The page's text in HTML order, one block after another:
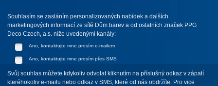
Souhlasím se zasláním personalizovaných nabídek a dalších
marketingových informací ze sítě Dům barev a od ostatních značek PPG
Deco Czech, a.s. níže uvedenými kanály:
Ano, kontaktujte mne prosím e-mailem
Ano, kontaktujte mne prosím přes SMS
Svůj souhlas můžete kdykoliv odvolat kliknutím na příslušný odkaz v zápatí
kteréhokoliv e-mailu nebo odkaz v SMS, které od nás obdržíte. Pro vice